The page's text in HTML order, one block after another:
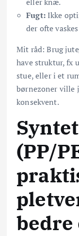
Fugt:Ikke
der ofte
Mit råd: Brug
have struktur, fx
stue, eller i et
børnezoner ville
konsekvent.
(PP/
bedre